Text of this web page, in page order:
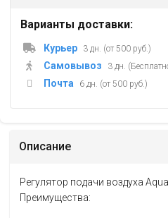
Варианты доставки:
Курьер 3 дн. (от 500 руб.)
Самовывоз 3 дн.
Почта 6 дн. (от 500 руб.)
Описание
Регулятор подачи воздуха
Преимущества: